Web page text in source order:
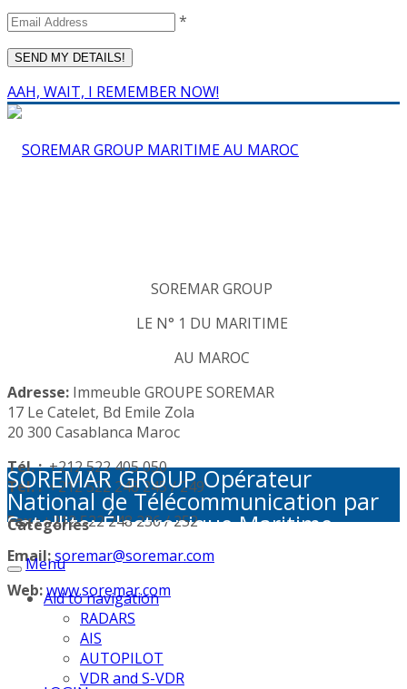
*
AAH, WAIT, I REMEMBER NOW!
SOREMAR GROUP
LE N° 1 DU MARITIME
AU MAROC
Adresse: Immeuble GROUPE SOREMAR
17 Le Catelet, Bd Emile Zola
20 300 Casablanca Maroc
Tél. :+212 522 405 050
Tél. :+212 522 248 245 / 249
Fax :+212 522 248 236 / 252
Email:soremar@soremar.com
Web:www.soremar.com
SOREMAR GROUP Opérateur
National de Télécommunication par
Satellite: Électronique Maritime -
Activités Portuaires - Plaisance et
Sécurité en Mer - Télécommunication
par Satellite - Défense et sécurité -
Géolocalisation - Visioconférence
Categories
Menu
Aid to navigation
RADARS
AIS
AUTOPILOT
VDR and S-VDR